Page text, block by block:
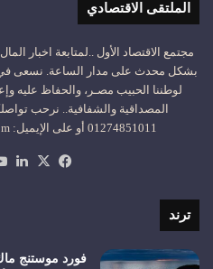
الملتقى الاقتصادي
مجتمع الاقتصاد الأول ..لمتابعة اخبار
بشكل محدث على مدار الساعة. نسعى في
لوطننا الحبيب مصـر، والحفاظ عليه
01274851011 أو على الإيميل: moltakaaliqtisad@gmail.com
فيسبوك
‫X
ترند